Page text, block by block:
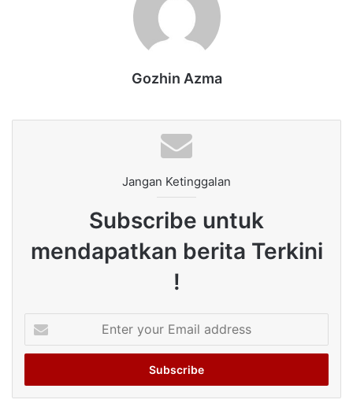
Gozhin Azma
Jangan Ketinggalan
Subscribe untuk
mendapatkan berita Terkini
!
your
Email